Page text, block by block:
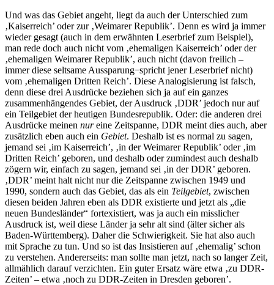
Und was das Gebiet angeht, liegt da auch der Unterschied zum
‚Kaiserreich’ oder zur ‚Weimarer Republik’. Denn es wird ja immer
wieder gesagt (auch in dem erwähnten Leserbrief zum Beispiel),
man rede doch auch nicht vom ‚ehemaligen Kaiserreich’ oder der
‚ehemaligen Weimarer Republik’, auch nicht (davon freilich –
immer diese seltsame Aussparung ̶ spricht jener Leserbrief nicht)
vom ‚ehemaligen Dritten Reich’. Diese Analogisierung ist falsch,
denn diese drei Ausdrücke beziehen sich ja auf ein ganzes
zusammenhängendes Gebiet, der Ausdruck ‚DDR’ jedoch nur auf
ein Teilgebiet der heutigen Bundesrepublik. Oder: die anderen drei
Ausdrücke meinen nureine Zeitspanne, DDR meint dies auch, aber
zusätzlich eben auch ein Gebiet. Deshalb ist es normal zu sagen,
jemand sei ‚im Kaiserreich’, ‚in der Weimarer Republik’ oder ‚im
Dritten Reich’ geboren, und deshalb oder zumindest auch deshalb
zögern wir, einfach zu sagen, jemand sei ‚in der DDR’ geboren.
‚DDR’ meint halt nicht nur die Zeitspanne zwischen 1949 und
1990, sondern auch das Gebiet, das als ein Teilgebiet, zwischen
diesen beiden Jahren eben als DDR existierte und jetzt als „die
neuen Bundesländer“ fortexistiert, was ja auch ein misslicher
Ausdruck ist, weil diese Länder ja sehr alt sind (älter sicher als
Baden-Württemberg). Daher die Schwierigkeit. Sie hat also auch
mit Sprache zu tun. Und so ist das Insistieren auf ‚ehemalig’ schon
zu verstehen. Andererseits: man sollte man jetzt, nach so langer Zeit,
allmählich darauf verzichten. Ein guter Ersatz wäre etwa ‚zu DDR-
Zeiten’ – etwa ‚noch zu DDR-Zeiten in Dresden geboren’.